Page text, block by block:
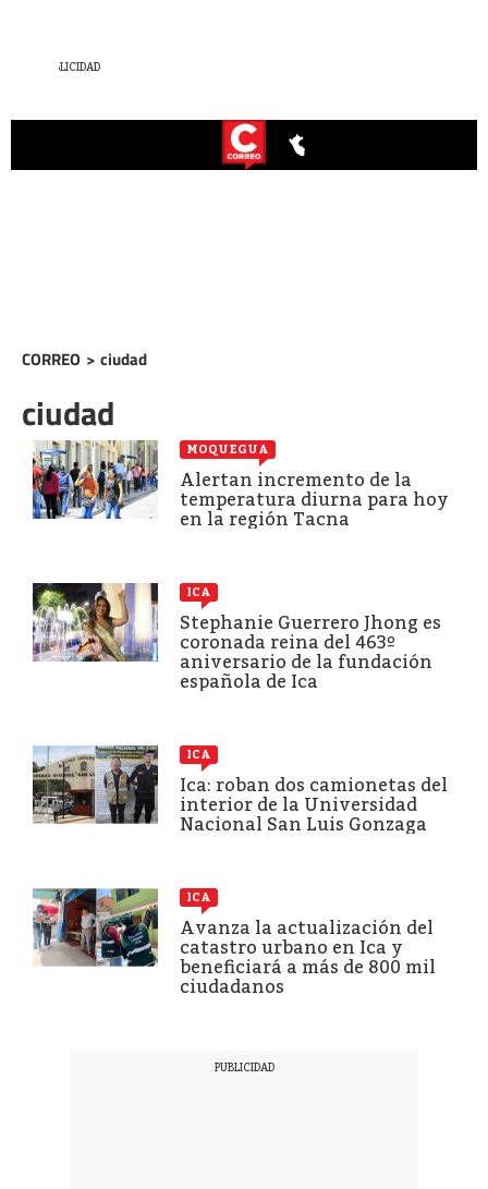
CORREO > ciudad
ciudad
MOQUEGUA
Alertan incremento de la
temperatura diurna para hoy
en la región Tacna
ICA
Stephanie Guerrero Jhong es
coronada reina del 463º
aniversario de la fundación
española de Ica
ICA
Ica: roban dos camionetas del
interior de la Universidad
Nacional San Luis Gonzaga
ICA
Avanza la actualización del
catastro urbano en Ica y
beneficiará a más de 800 mil
ciudadanos